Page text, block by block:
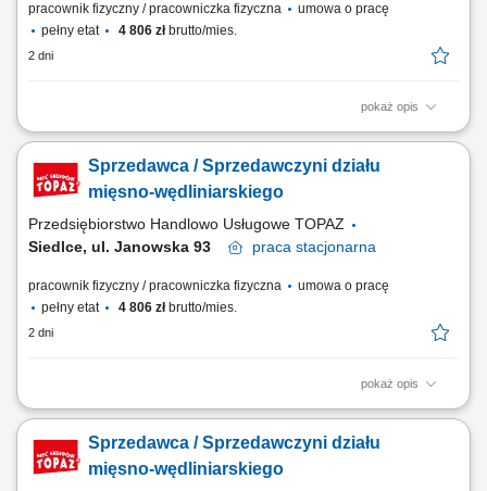
pracownik fizyczny / pracowniczka fizyczna
umowa o pracę
pełny etat
4 806 złbrutto/mies.
2 dni
pokaż opis
Twoje główne zadania: zapewnienie profesjonalnej obsługi Klientów
towarów na dziale świeżym - mięso, wędliny, sery itp. monitorowanie
terminów przydatności do spożycia aktywna sprzedaż produktów
Sprzedawca / Sprzedawczyni działu
mięsno-wędliniarskiego
Przedsiębiorstwo Handlowo Usługowe TOPAZ
Siedlce, ul. Janowska 93
praca stacjonarna
pracownik fizyczny / pracowniczka fizyczna
umowa o pracę
pełny etat
4 806 złbrutto/mies.
2 dni
pokaż opis
Twoje główne zadania: zapewnienie profesjonalnej obsługi Klientów
towarów na dziale świeżym - mięso, wędliny, sery itp. monitorowanie
terminów przydatności do spożycia aktywna sprzedaż produktów
Sprzedawca / Sprzedawczyni działu
mięsno-wędliniarskiego